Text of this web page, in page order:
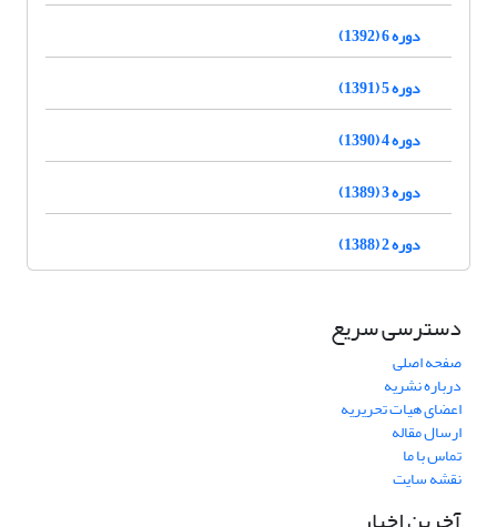
دوره 6 (1392)
دوره 5 (1391)
دوره 4 (1390)
دوره 3 (1389)
دوره 2 (1388)
دسترسی سریع
صفحه اصلی
درباره نشریه
اعضای هیات تحریریه
ارسال مقاله
تماس با ما
نقشه سایت